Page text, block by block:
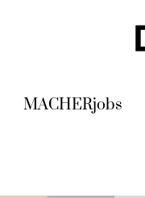
MACHERjobs